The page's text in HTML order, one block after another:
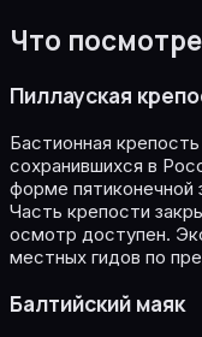
Что
Пиллауская
Бастионная
сохранившихся в
форме пятиконечной
Часть крепости
осмотр доступен.
местных гидов по
Балтийский маяк